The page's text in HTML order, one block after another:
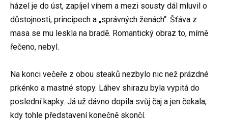
házel je do úst, zapíjel vínem a mezi sousty dál mluvil o
důstojnosti, principech a „správných ženách“. Šťáva z
masa se mu leskla na bradě. Romantický obraz to, mírně
řečeno, nebyl.
Na konci večeře z obou steaků nezbylo nic než prázdné
prkénko a mastné stopy. Láhev shirazu byla vypitá do
poslední kapky. Já už dávno dopila svůj čaj a jen čekala,
kdy tohle představení konečně skončí.